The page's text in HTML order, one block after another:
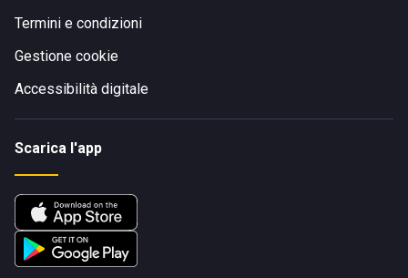
Termini e condizioni
Gestione cookie
Accessibilità digitale
Scarica l'app